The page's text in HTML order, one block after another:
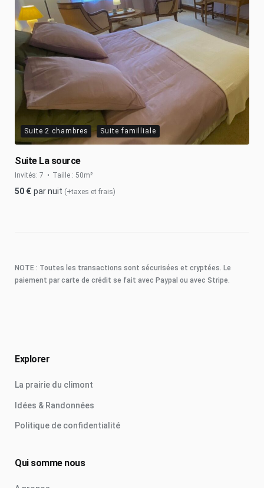
Suite 2 chambres Suite familliale
Suite La source
Invités: 7 Taille : 50m²
50 € par nuit (+taxes et frais)
NOTE : Toutes les transactions sont sécurisées et cryptées. Le
paiement par carte de crédit se fait avec Paypal ou avec Stripe.
Explorer
La prairie du climont
Idées & Randonnées
Politique de confidentialité
Qui somme nous